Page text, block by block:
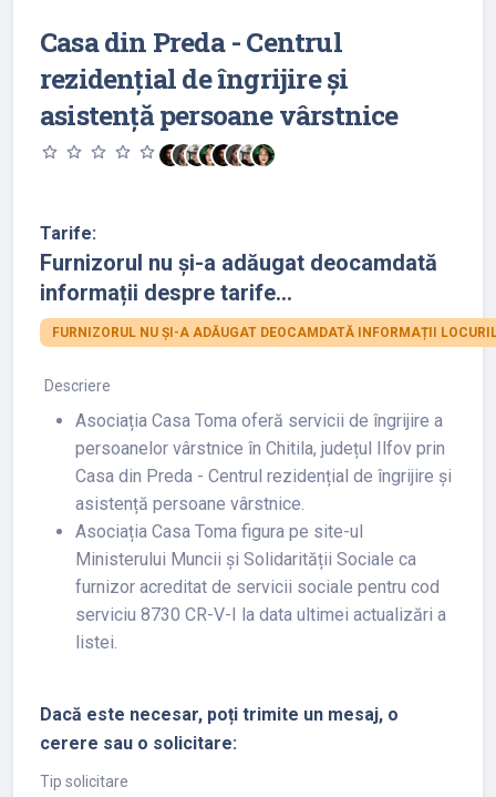
Casa din Preda - Centrul
rezidențial de îngrijire și
asistență persoane vârstnice
star_outline star_outline star_outline star_outline star_outline
Tarife:
Furnizorul nu și-a adăugat deocamdată
informații despre tarife...
FURNIZORUL NU ȘI-A ADĂUGAT DEOCAMDATĂ INFORMAȚII
Descriere
Asociația Casa Toma oferă servicii de îngrijire a
persoanelor vârstnice în Chitila, județul Ilfov prin
Casa din Preda - Centrul rezidențial de îngrijire și
asistență persoane vârstnice.
Asociația Casa Toma figura pe site-ul
Ministerului Muncii și Solidarității Sociale ca
furnizor acreditat de servicii sociale pentru cod
serviciu 8730 CR-V-I la data ultimei actualizări a
listei.
Dacă este necesar, poți trimite un mesaj, o
cerere sau o solicitare:
Tip solicitare